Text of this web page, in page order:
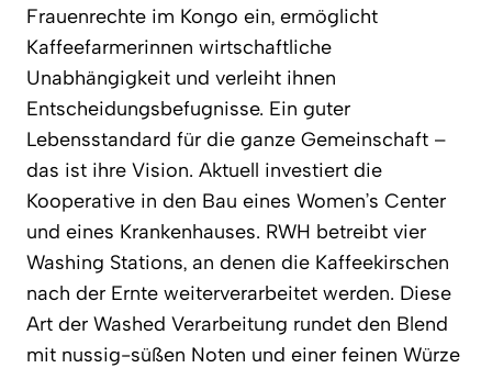
Frauenrechte im Kongo ein, ermöglicht
Kaffeefarmerinnen wirtschaftliche
Unabhängigkeit und verleiht ihnen
Entscheidungsbefugnisse. Ein guter
Lebensstandard für die ganze Gemeinschaft –
das ist ihre Vision. Aktuell investiert die
Kooperative in den Bau eines Women’s Center
und eines Krankenhauses. RWH betreibt vier
Washing Stations, an denen die Kaffeekirschen
nach der Ernte weiterverarbeitet werden. Diese
Art der Washed Verarbeitung rundet den Blend
mit nussig-süßen Noten und einer feinen Würze